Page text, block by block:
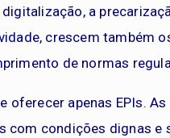
a
crescem também
de normas
oferecer apenas EPIs.
com condições dignas e